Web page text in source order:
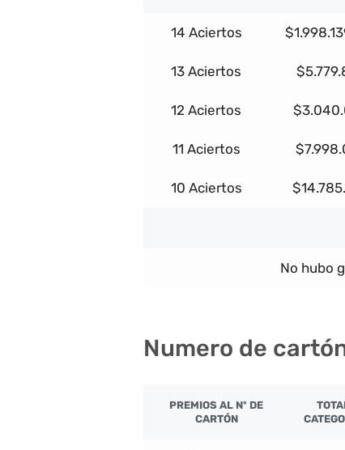
14 Aciertos
13 Aciertos
12 Aciertos
11 Aciertos
10 Aciertos
No hubo
Numero de
PREMIOS AL Nº DE
CARTÓN